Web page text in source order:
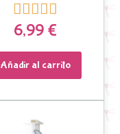

6,99 €
Añadir al carrito